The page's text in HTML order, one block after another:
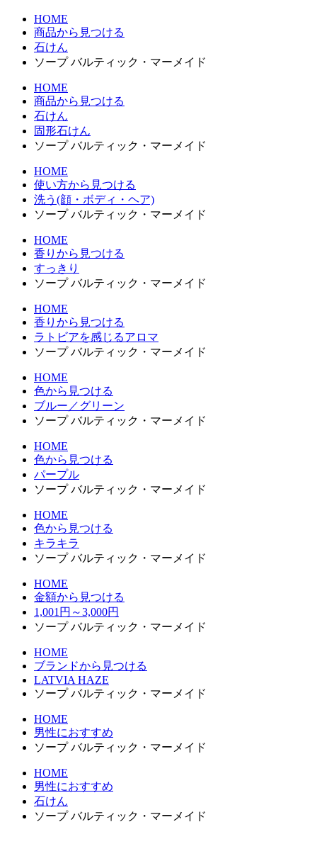
HOME
商品から見つける
石けん
ソープ バルティック・マーメイド
HOME
商品から見つける
石けん
固形石けん
ソープ バルティック・マーメイド
HOME
使い方から見つける
洗う(顔・ボディ・ヘア)
ソープ バルティック・マーメイド
HOME
香りから見つける
すっきり
ソープ バルティック・マーメイド
HOME
香りから見つける
ラトビアを感じるアロマ
ソープ バルティック・マーメイド
HOME
色から見つける
ブルー／グリーン
ソープ バルティック・マーメイド
HOME
色から見つける
パープル
ソープ バルティック・マーメイド
HOME
色から見つける
キラキラ
ソープ バルティック・マーメイド
HOME
金額から見つける
1,001円～3,000円
ソープ バルティック・マーメイド
HOME
ブランドから見つける
LATVIA HAZE
ソープ バルティック・マーメイド
HOME
男性におすすめ
ソープ バルティック・マーメイド
HOME
男性におすすめ
石けん
ソープ バルティック・マーメイド